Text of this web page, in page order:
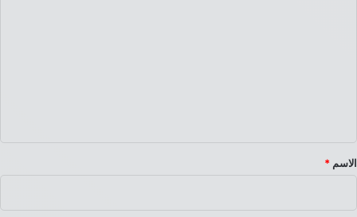
*
الاسم *